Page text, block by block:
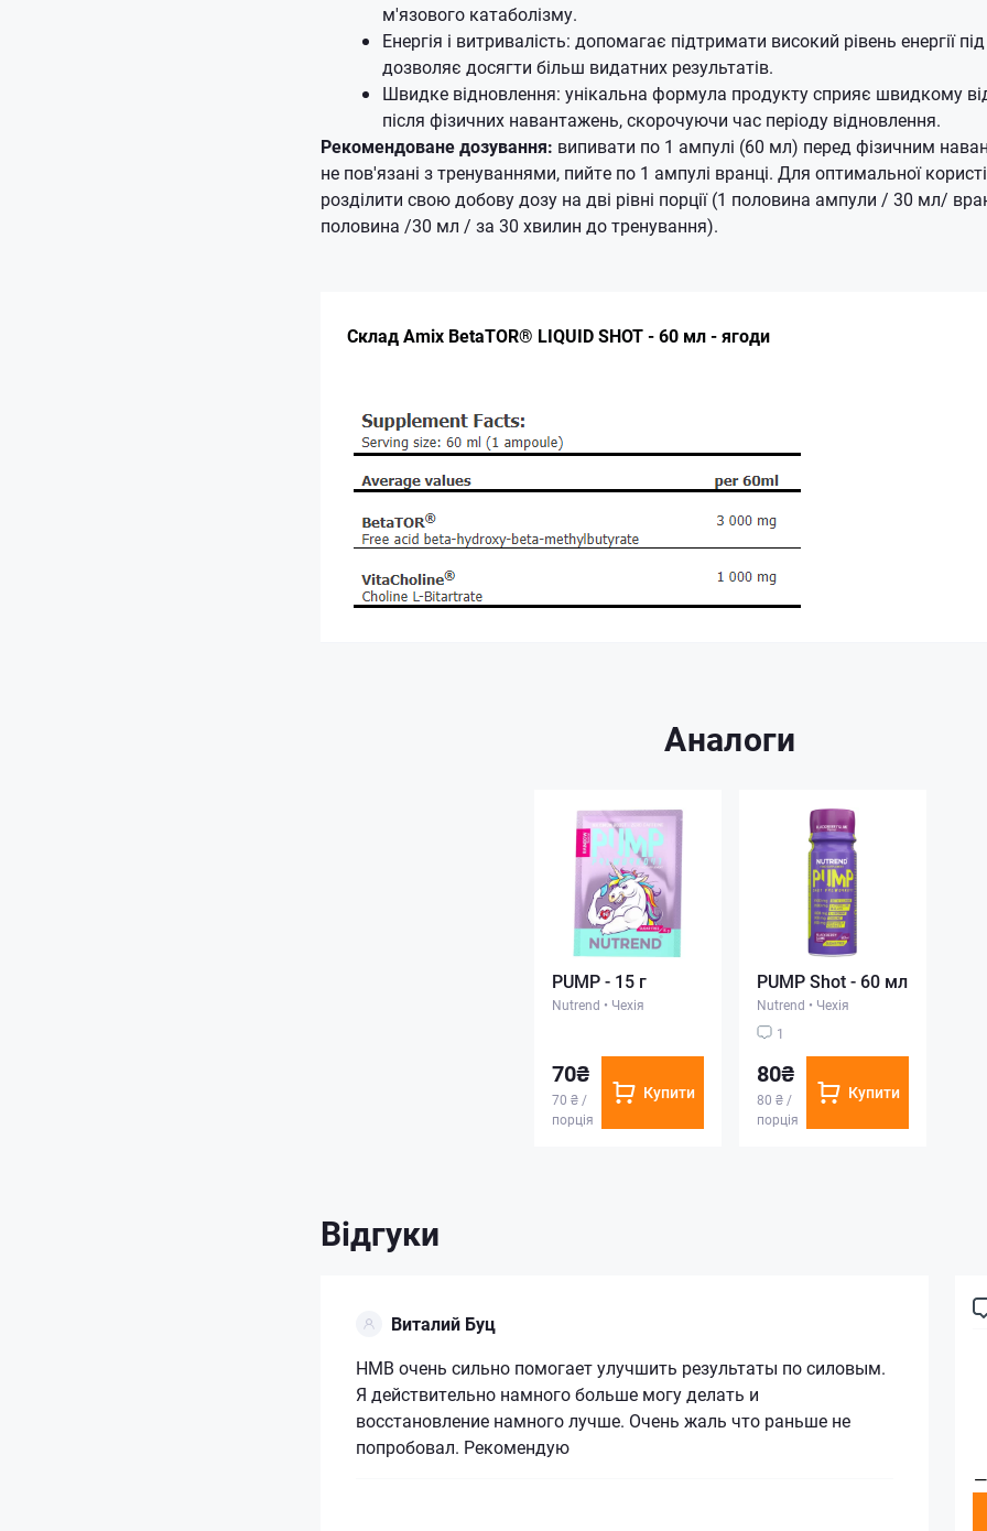
м'язового катаболізму.
Енергія і витривалість: допомагає підтримати високий рівень енергії
дозволяє досягти більш видатних результатів.
Швидке відновлення: унікальна формула продукту сприяє швидкому
після фізичних навантажень, скорочуючи час періоду відновлення.
Рекомендоване дозування: випивати по 1 ампулі (60 мл) перед фізичним
не пов'язані з тренуваннями, пийте по 1 ампулі вранці. Для оптимальної
розділити свою добову дозу на дві рівні порції (1 половина ампули / 30 мл/
половина /30 мл / за 30 хвилин до тренування).
Склад Amix BetaTOR® LIQUID SHOT - 60 мл - ягоди
Аналоги
PUMP - 15 г
Nutrend • Чехія
70₴
70 ₴ /
порція
Купити
PUMP Shot - 60 мл
Nutrend • Чехія
1
80₴
80 ₴ /
порція
Купити
Відгуки
Виталий Буц
НМВ очень сильно помогает улучшить результаты по силовым.
Я действительно намного больше могу делать и
восстановление намного лучше. Очень жаль что раньше не
попробовал. Рекомендую